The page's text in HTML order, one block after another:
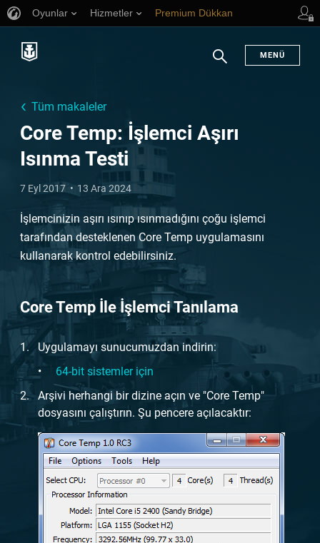
Oyunlar Hizmetler Premium Dükkan
MENÜ
Tüm makaleler
Core Temp: İşlemci Aşırı
Isınma Testi
7 Eyl 2017 13 Ara 2024
İşlemcinizin aşırı ısınıp ısınmadığını çoğu işlemci
tarafından desteklenen Core Temp uygulamasını
kullanarak kontrol edebilirsiniz.
Core Temp İle İşlemci Tanılama
Uygulamayı sunucumuzdan indirin:
64-bit sistemler için
Arşivi herhangi bir dizine açın ve "Core Temp"
dosyasını çalıştırın. Şu pencere açılacaktır: